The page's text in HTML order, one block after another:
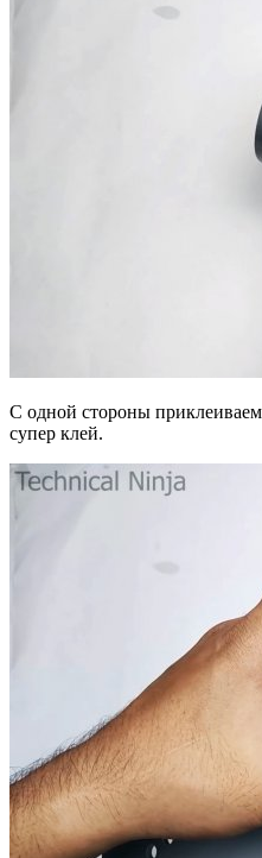
С одной стороны
супер клей.